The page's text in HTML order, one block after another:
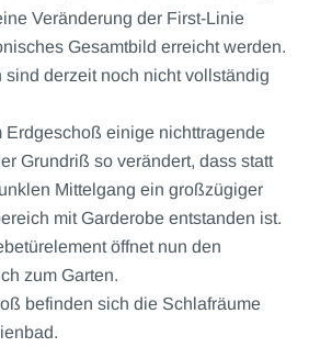
Veränderung der First-Linie
Gesamtbild erreicht werden.
derzeit noch nicht vollständig
Erdgeschoß einige nichttragende
Grundriß so verändert, dass statt
Mittelgang ein großzügiger
mit Garderobe entstanden ist.
öffnet nun den
zum Garten.
befinden sich die Schlafräume